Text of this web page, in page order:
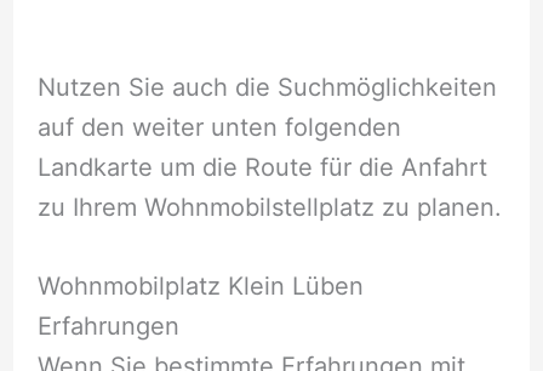
Nutzen Sie auch die Suchmöglichkeiten
auf den weiter unten folgenden
Landkarte um die Route für die Anfahrt
zu Ihrem Wohnmobilstellplatz zu planen.
Wohnmobilplatz Klein Lüben
Erfahrungen